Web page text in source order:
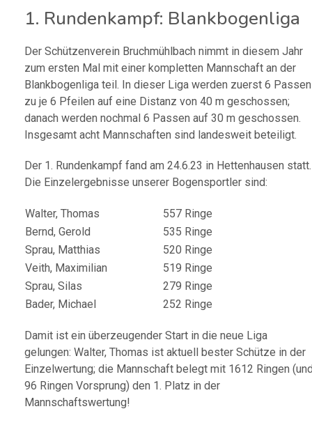
1. Rundenkampf: Blankbogenliga
Der Schützenverein Bruchmühlbach nimmt in diesem Jahr
zum ersten Mal mit einer kompletten Mannschaft an der
Blankbogenliga teil. In dieser Liga werden zuerst 6 Passen
zu je 6 Pfeilen auf eine Distanz von 40 m geschossen;
danach werden nochmal 6 Passen auf 30 m geschossen.
Insgesamt acht Mannschaften sind landesweit beteiligt.
Der 1. Rundenkampf fand am 24.6.23 in Hettenhausen statt.
Die Einzelergebnisse unserer Bogensportler sind:
Walter, Thomas
557 Ringe
Bernd, Gerold
535 Ringe
Sprau, Matthias
520 Ringe
Veith, Maximilian
519 Ringe
Sprau, Silas
279 Ringe
Bader, Michael
252 Ringe
Damit ist ein überzeugender Start in die neue Liga
gelungen: Walter, Thomas ist aktuell bester Schütze in der
Einzelwertung; die Mannschaft belegt mit 1612 Ringen
96 Ringen Vorsprung) den 1. Platz in der
Mannschaftswertung!